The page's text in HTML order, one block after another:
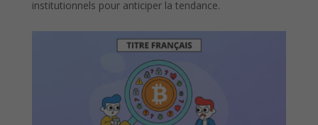
institutionnels pour anticiper la tendance.